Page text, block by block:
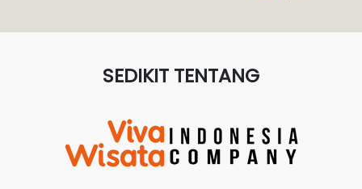
SEDIKIT TENTANG